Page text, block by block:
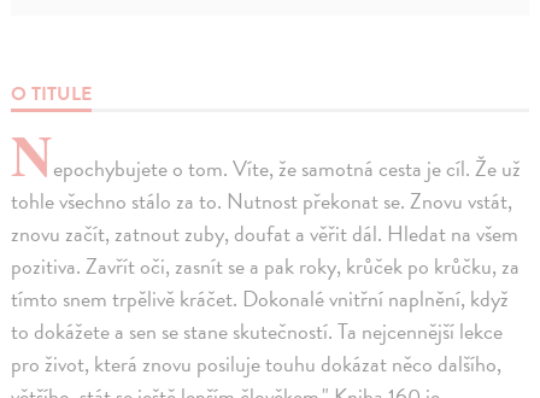
O TITULE
Nepochybujete o tom. Víte, že samotná cesta je cíl. Že už
tohle všechno stálo za to. Nutnost překonat se. Znovu vstát,
znovu začít, zatnout zuby, doufat a věřit dál. Hledat na všem
pozitiva. Zavřít oči, zasnít se a pak roky, krůček po krůčku, za
tímto snem trpělivě kráčet. Dokonalé vnitřní naplnění, když
to dokážete a sen se stane skutečností. Ta nejcennější lekce
pro život, která znovu posiluje touhu dokázat něco dalšího,